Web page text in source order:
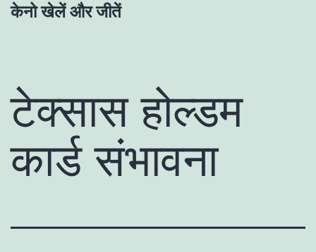
केनो खेलें और जीतें
टेक्सास होल्डम
कार्ड संभावना